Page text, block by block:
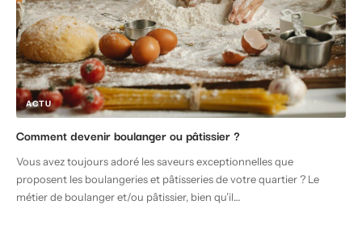
ACTU
Comment devenir boulanger ou pâtissier ?
Vous avez toujours adoré les saveurs exceptionnelles que
proposent les boulangeries et pâtisseries de votre quartier ? Le
métier de boulanger et/ou pâtissier, bien qu’il…